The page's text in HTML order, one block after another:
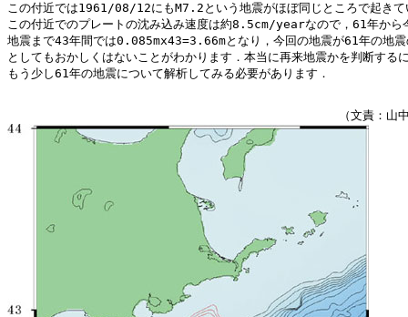
この付近では1961/08/12にもM7.2という地震がほぼ同じところで起きて
この付近でのプレートの沈み込み速度は約8.5cm/yearなので，61年から
地震まで43年間では0.085mx43=3.66mとなり，今回の地震が61年の地震
としてもおかしくはないことがわかります．本当に再来地震かを判断する
もう少し61年の地震について解析してみる必要があります．